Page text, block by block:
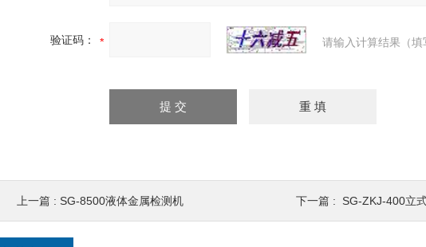
验证码： 请输入计算结果（
上一篇 : SG-8500液体金属检测机 下一篇 : SG-ZKJ-400立